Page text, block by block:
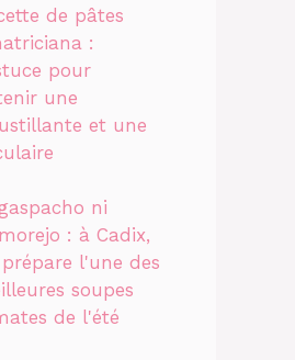
de pâtes
:
pour
une
et une
ni
: à Cadix,
l'une des
soupes
de l'été